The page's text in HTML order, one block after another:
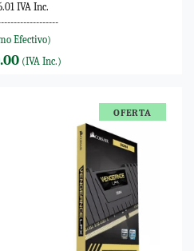
IVA Inc.
Efectivo)
(IVA Inc.)
OFERTA